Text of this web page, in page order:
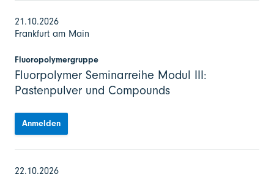
21.10.2026
Frankfurt am Main
Fluoropolymergruppe
Fluorpolymer Seminarreihe Modul III:
Pastenpulver und Compounds
Anmelden
22.10.2026